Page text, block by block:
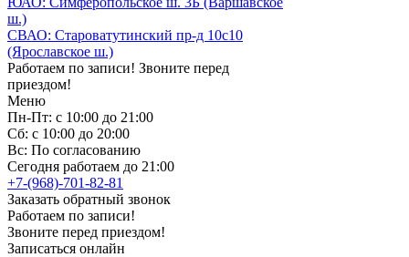
ш.)
СВАО: Староватутинский пр-д 10с10
(Ярославское ш.)
Работаем по записи! Звоните перед
приездом!
Меню
Пн-Пт: с 10:00 до 21:00
Сб: с 10:00 до 20:00
Вс: По согласованию
Сегодня работаем до 21:00
+7-(968)-701-82-81
Заказать обратный звонок
Работаем по записи!
Звоните перед приездом!
Записаться онлайн